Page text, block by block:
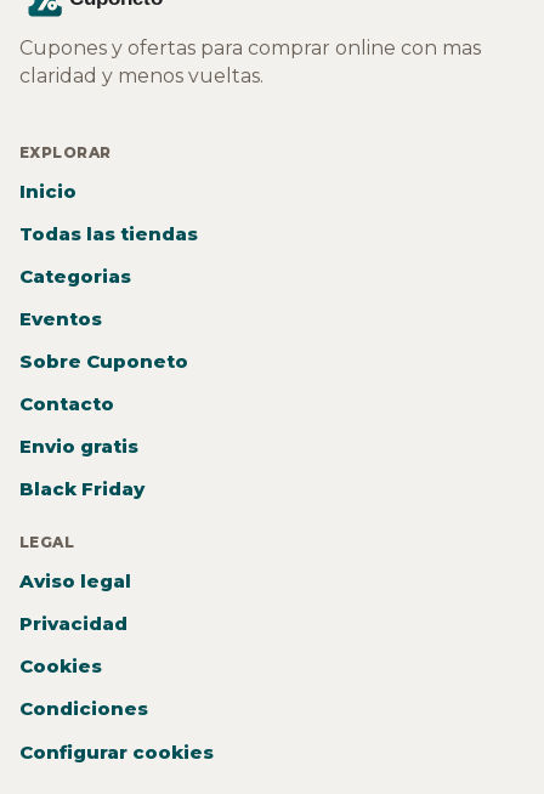
Cupones y ofertas para comprar online con mas
claridad y menos vueltas.
EXPLORAR
Inicio
Todas las tiendas
Categorias
Eventos
Sobre Cuponeto
Contacto
Envio gratis
Black Friday
LEGAL
Aviso legal
Privacidad
Cookies
Condiciones
Configurar cookies